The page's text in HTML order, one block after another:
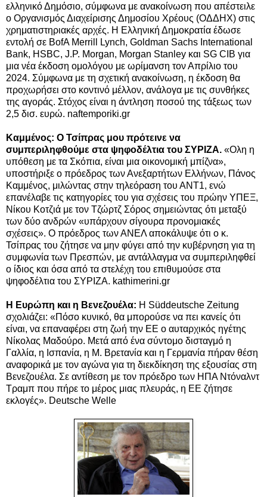
ελληνικό Δημόσιο, σύμφωνα με ανακοίνωση που απέστειλε
ο Οργανισμός Διαχείρισης Δημοσίου Χρέους (ΟΔΔΗΧ) στις
χρηματιστηριακές αρχές. Η Ελληνική Δημοκρατία έδωσε
εντολή σε BofA Merrill Lynch, Goldman Sachs International
Bank, HSBC, J.P. Morgan, Morgan Stanley και SG CIB για
μια νέα έκδοση ομολόγου με ωρίμανση τον Απρίλιο του
2024. Σύμφωνα με τη σχετική ανακοίνωση, η έκδοση θα
προχωρήσει στο κοντινό μέλλον, ανάλογα με τις συνθήκες
της αγοράς. Στόχος είναι η άντληση ποσού της τάξεως των
2,5 δισ. ευρώ. naftemporiki.gr
Καμμένος: Ο Τσίπρας μου πρότεινε να
συμπεριληφθούμε στα ψηφοδέλτια του ΣΥΡΙΖΑ. «Ολη η
υπόθεση με τα Σκόπια, είναι μια οικονομική μπίζνα»,
υποστήριξε ο πρόεδρος των Ανεξαρτήτων Ελλήνων, Πάνος
Καμμένος, μιλώντας στην τηλεόραση του ΑΝΤ1, ενώ
επανέλαβε τις κατηγορίες του για σχέσεις του πρώην ΥΠΕΞ,
Νίκου Κοτζιά με τον Τζώρτζ Σόρος σημειώντας ότι μεταξύ
των δύο ανδρών «υπάρχουν σίγουρα προνομιακές
σχέσεις». Ο πρόεδρος των ΑΝΕΛ αποκάλυψε ότι ο κ.
Τσίπρας του ζήτησε να μην φύγει από την κυβέρνηση για τη
συμφωνία των Πρεσπών, με αντάλλαγμα να συμπεριληφθεί
ο ίδιος και όσα από τα στελέχη του επιθυμούσε στα
ψηφοδέλτια του ΣΥΡΙΖΑ. kathimerini.gr
H Eυρώπη και η Βενεζουέλα: Η Süddeutsche Zeitung
σχολιάζει: «Πόσο κυνικό, θα μπορούσε να πει κανείς ότι
είναι, να επαναφέρει στη ζωή την ΕΕ ο αυταρχικός ηγέτης
Νίκολας Μαδούρο. Μετά από ένα σύντομο δισταγμό η
Γαλλία, η Ισπανία, η Μ. Βρετανία και η Γερμανία πήραν θέση
αναφορικά με τον αγώνα για τη διεκδίκηση της εξουσίας στη
Βενεζουέλα. Σε αντίθεση με τον πρόεδρο των ΗΠΑ Ντόναλντ
Τραμπ που πήρε το μέρος μιας πλευράς, η ΕΕ ζήτησε
εκλογές». Deutsche Welle